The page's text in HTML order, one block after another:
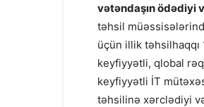
vətəndaşın ödədiyi
təhsil
üçün illik
keyfiyyətli, qlobal
keyfiyyətli İT
təhsilinə xərclədiyi